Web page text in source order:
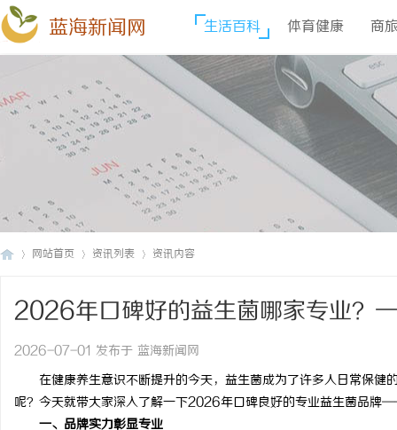
蓝海新闻网 生活百科 体育健康 商
网站首页 资讯列表 资讯内容
2026年口碑好的益生菌哪家专业？
2026-07-01 发布于 蓝海新闻网
在健康养生意识不断提升的今天，益生菌成为了许多人日常保健
呢？今天就带大家深入了解一下2026年口碑良好的专业益生菌品牌
一、品牌实力彰显专业